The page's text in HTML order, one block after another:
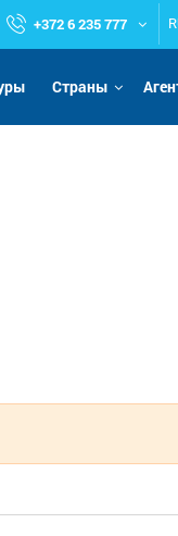
+372 6 235 777
Страны